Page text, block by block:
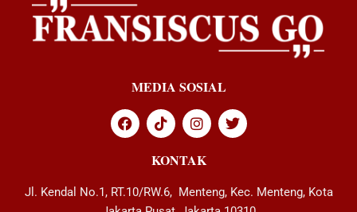
MEDIA SOSIAL
KONTAK
Jl. Kendal No.1, RT.10/RW.6, Menteng, Kec. Menteng, Kota